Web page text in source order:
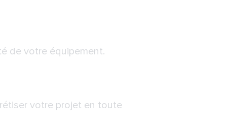
de votre équipement.
votre projet en toute